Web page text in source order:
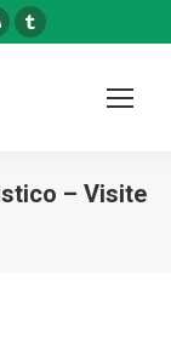
Rss
window
Tumblr
window
– Visite